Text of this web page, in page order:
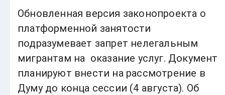
Обновленная версия законопроекта о
платформенной занятости
подразумевает запрет нелегальным
мигрантам на оказание услуг. Документ
планируют внести на рассмотрение в
Думу до конца сессии (4 августа). Об